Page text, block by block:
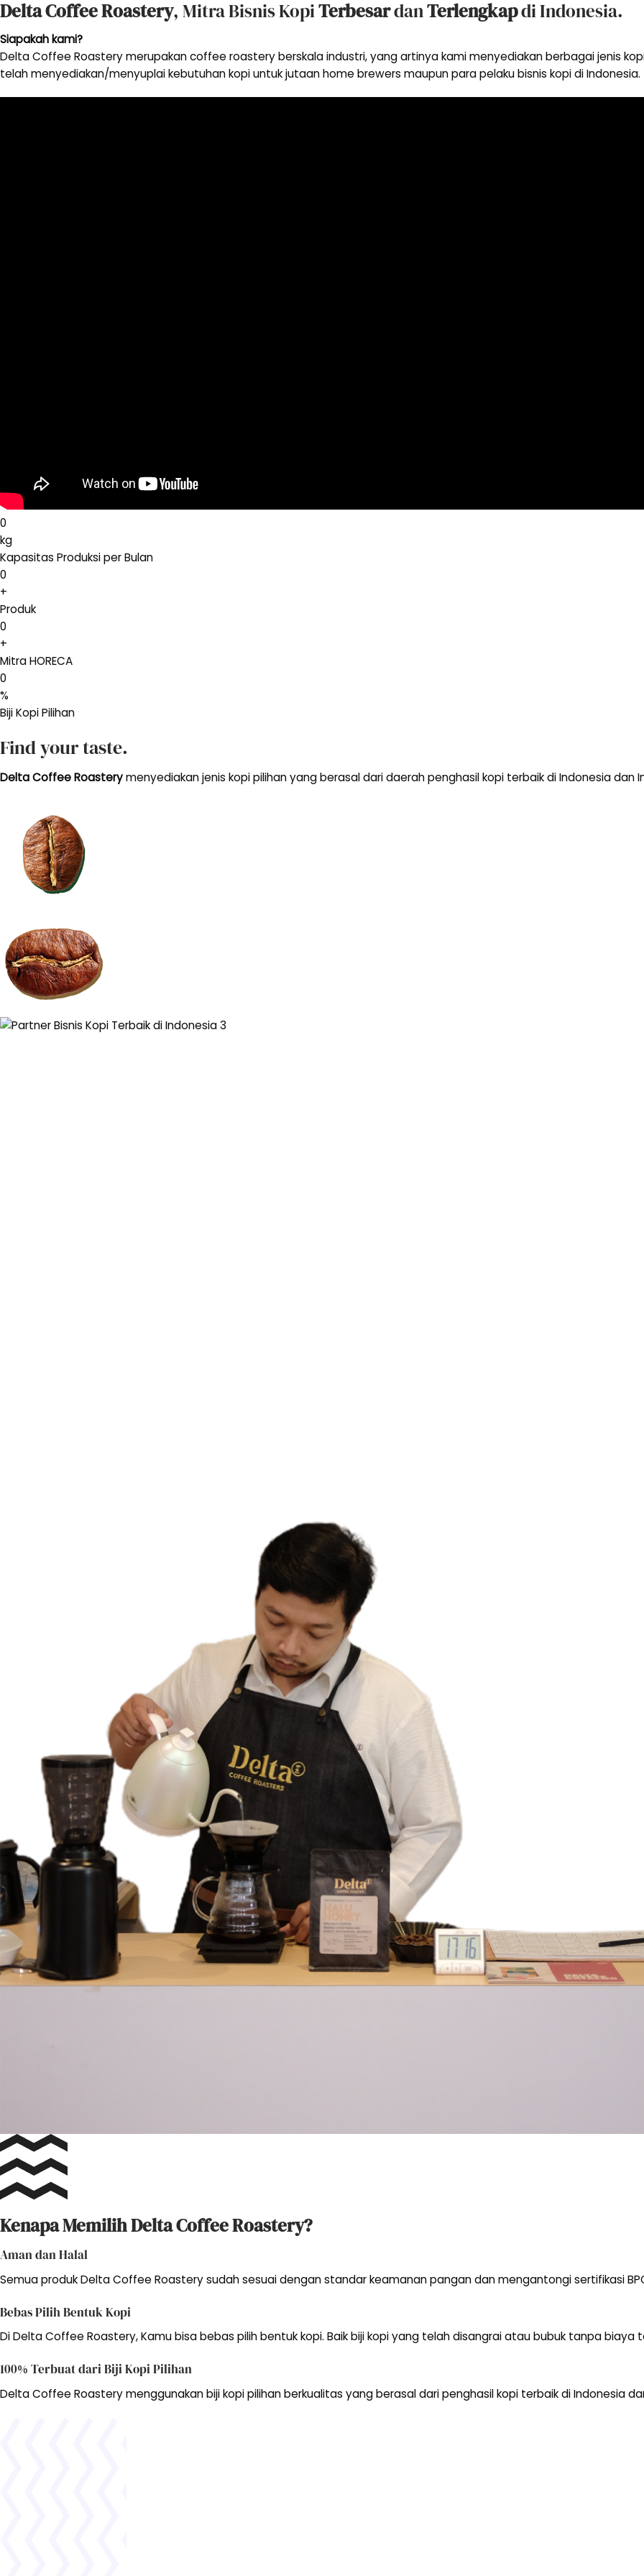
Delta Coffee Roastery, Mitra Bisnis KopiTerbesardanTerlengkapdi Indonesia.
Siapakah kami?
Delta Coffee Roastery merupakan coffee roastery berskala industri, yang artinya kami menyediakan berbagai jenis
telah menyediakan/menyuplai kebutuhan kopi untuk jutaan home brewers maupun para pelaku bisnis kopi di Indonesia.
0
kg
Kapasitas Produksi per Bulan
0
+
Produk
0
+
Mitra HORECA
0
%
Biji Kopi Pilihan
Find your taste.
Delta Coffee Roasterymenyediakan jenis kopi pilihan yang berasal dari daerah penghasil kopi terbaik di Indonesia dan
Kenapa Memilih Delta Coffee Roastery?
Aman dan Halal
Semua produk Delta Coffee Roastery sudah sesuai dengan standar keamanan pangan dan mengantongi sertifikasi
Bebas Pilih Bentuk Kopi
Di Delta Coffee Roastery, Kamu bisa bebas pilih bentuk kopi. Baik biji kopi yang telah disangrai atau bubuk tanpa biaya
100% Terbuat dari Biji Kopi Pilihan
Delta Coffee Roastery menggunakan biji kopi pilihan berkualitas yang berasal dari penghasil kopi terbaik di Indonesia